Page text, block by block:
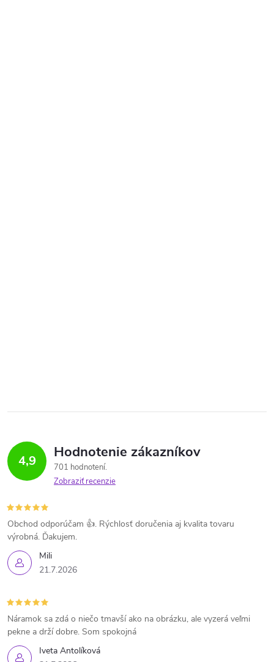
4,9 Hodnotenie zákazníkov
701 hodnotení
Zobraziť recenzie
Mili
21.7.2026
Obchod odporúčam 👍. Rýchlosť doručenia aj kvalita tovaru
výrobná. Ďakujem.
Iveta Antolíková
Náramok sa zdá o niečo tmavší ako na obrázku, ale vyzerá veľmi
pekne a drží dobre. Som spokojná